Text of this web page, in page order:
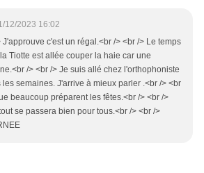
12/2023 16:02
J'approuve c'est un régal.<br /> <br /> Le temps
Tiotte est allée couper la haie car une
/> <br /> Je suis allé chez l'orthophoniste
les semaines. J'arrive à mieux parler .<br /> <br
beaucoup préparent les fêtes.<br /> <br />
se passera bien pour tous.<br /> <br />